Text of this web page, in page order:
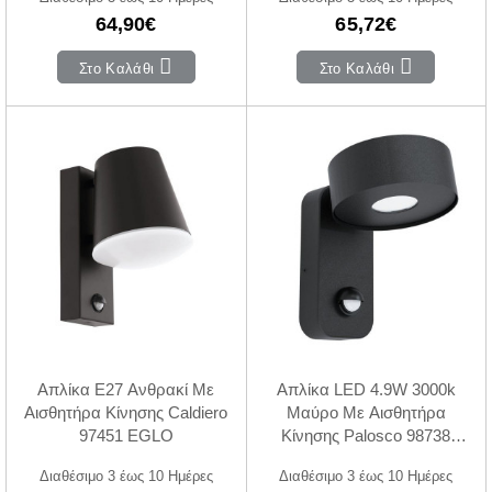
64,90€
Στο Καλάθι
65,72€
Στο Καλάθι
Απλίκα E27 Ανθρακί Με
Αισθητήρα Κίνησης Caldiero
97451 EGLO
Διαθέσιμο 3 έως 10 Ημέρες
Απλίκα LED 4.9W 3000k
Μαύρο Με Αισθητήρα
Κίνησης Palosco 98738
Διαθέσιμο 3 έως 10 Ημέρες